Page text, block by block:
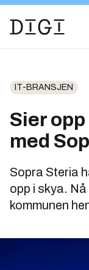
IT-BRANSJEN
Sier
med
Sopra Steria
opp i skya.
kommunen